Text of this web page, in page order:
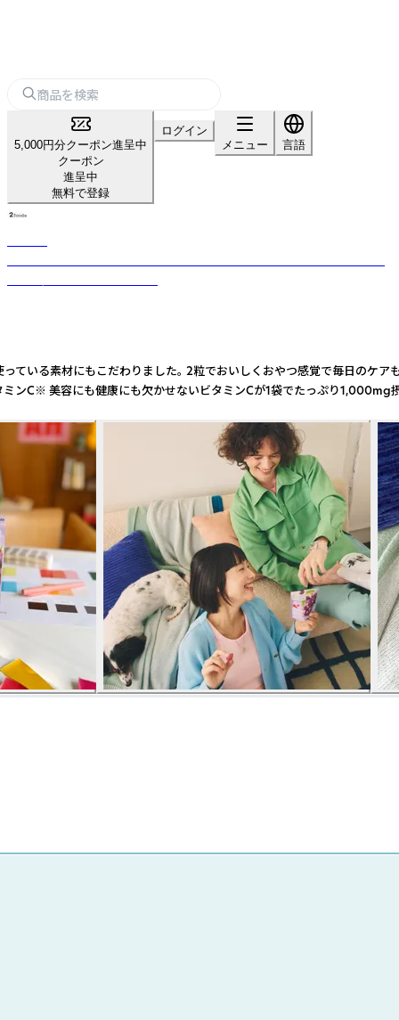
5,000円分クーポン進呈中
クーポン
進呈中
無料で登録
ログイン
メニュー
言語
る素材にもこだわりました。 2粒でおいしくおやつ感覚で毎日
容にも健康にも欠かせないビタミンCが1袋でたっぷり1,000mg